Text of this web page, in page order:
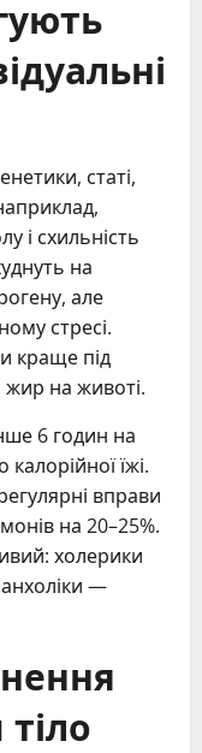
статі,
і схильність
на
але
стресі.
краще під
на животі.
6 годин на
їжі.
вправи
на 20–25%.
холерики
—